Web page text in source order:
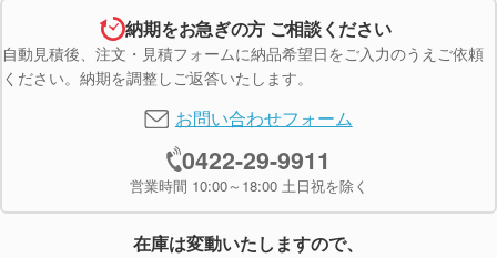
納期をお急ぎの方 ご相談ください
自動見積後、注文・見積フォームに納品希望日をご入力のうえご依頼
ください。納期を調整しご返答いたします。
お問い合わせフォーム
0422-29-9911
営業時間 10:00～18:00 土日祝を除く
在庫は変動いたしますので、